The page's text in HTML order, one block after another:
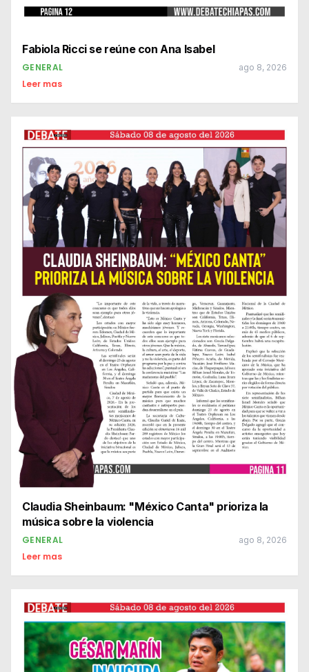
Fabiola Ricci se reúne con Ana Isabel
GENERAL ago 8, 2026
Leer mas
Claudia Sheinbaum: "México Canta" prioriza la
música sobre la violencia
GENERAL ago 8, 2026
Leer mas